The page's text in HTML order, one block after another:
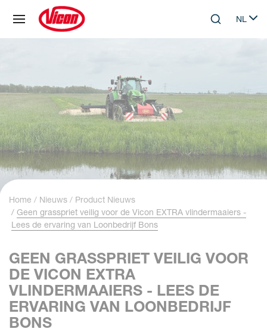
Skip to main contentSearchNL
Select
Home Nieuws
Product Nieuws
Geen grasspriet veilig voor de Vicon EXTRA vlindermaaiers -
Lees de ervaring van Loonbedrijf Bons
GEEN GRASSPRIET VEILIG VOOR
DE VICON EXTRA
VLINDERMAAIERS - LEES DE
ERVARING VAN LOONBEDRIJF
BONS
Cookies beheer paneel